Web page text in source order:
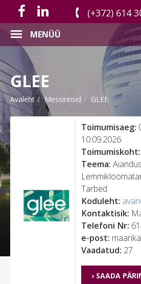
(+372) 614
MENÜÜ
GLEE
Avaleht Messireisid GLEE
Toimumisaeg:
10.09.2026
Toimumiskoht:
Teema:
Tarbed
Koduleht:
Kontaktisik:
Telefoni Nr:
e-post:
Vaadatud: 27
› SAADA